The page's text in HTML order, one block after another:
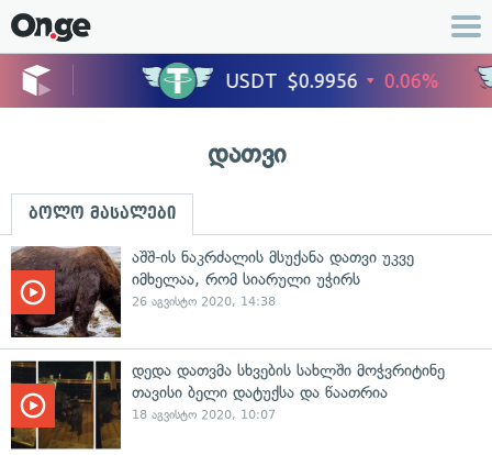
დათვი
ბოლო მასალები
აშშ-ის ნაკრძალის მსუქანა დათვი უკვე
იმხელაა, რომ სიარული უჭირს
26 აგვისტო 2020, 14:38
დედა დათვმა სხვების სახლში მოჭვრიტინე
თავისი ბელი დატუქსა და წაათრია
18 აგვისტო 2020, 10:07